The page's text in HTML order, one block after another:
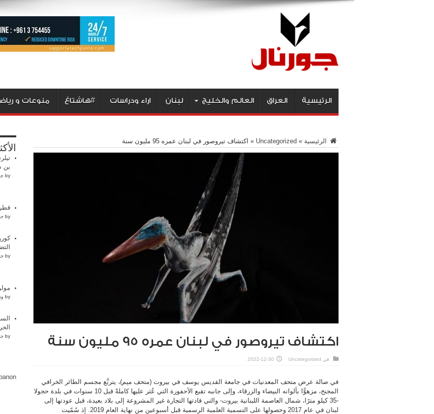
الرئيسية العراق العالم والخليج لبنان اراء ودراسات #هاشتاغ منوعات و
الرئيسية »
Uncategorized
» اكتشاف تيروصور في لبنان عمره 95 مليون سنة
اكتشاف تيروصور في لبنان عمره 95 مليون سنة
في Uncategorized
2022-12-30
في صالة عرض متحف المعدنيات في جامعة القديس يوسف في بيروت (متحف ميم)، يتربَّع مجسم الطائر الخرافي
المجنح، مزهوًّا بألوانه البيضاء والزرقاء، وإلى جانبه تقبع الأحفورة التي عُثر عليها كاملةً قبل 10 سنوات في بلدة حجولا
-35 كيلو مترًا، شمال العاصمة اللبنانية بيروت- والتي قادتها التجارة غير المشروعة إلى بلاد بعيدة، قبل عودتها إلى
لبنان في عام 2017 وحصولها على التسمية العلمية الرسمية قبل أسبوعين من نهاية العام 2019. إذ سُمّيت
بن
by
قطر
by
by
by
by